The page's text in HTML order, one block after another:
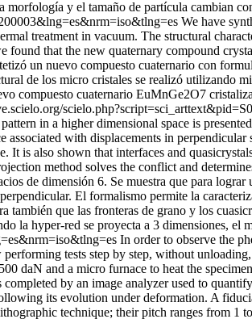
y el tamaño de partícula cambian
We have
treatment in vacuum. The structural
that the new quaternary compound
un nuevo compuesto cuaternario con
de los micro cristales se realizó utilizando
compuesto cuaternario EuMnGe2O7
in a higher dimensional space is
with displacements in
is also shown that interfaces and
method solves the conflict and
de dimensión 6. Se muestra que para
El formalismo permite la
que las fronteras de grano y los
la hyper-red se proyecta a 3 dimensiones,
In order to observe the
tests step by step, without
daN and a micro furnace to heat the
by an image analyzer used to
its evolution under deformation. A
technique; their pitch ranges from